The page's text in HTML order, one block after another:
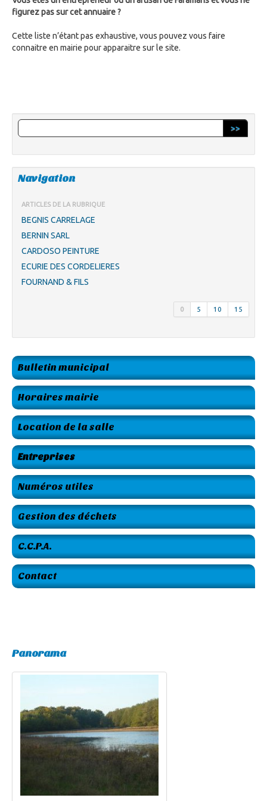
figurez pas sur cet annuaire ?
Cette liste n’étant pas exhaustive, vous pouvez vous faire
connaitre en mairie pour apparaitre sur le site.
>>
Navigation
ARTICLES DE LA RUBRIQUE
BEGNIS CARRELAGE
BERNIN SARL
CARDOSO PEINTURE
ECURIE DES CORDELIERES
FOURNAND & FILS
0 5 10 15
Bulletin municipal
Horaires mairie
Location de la salle
Entreprises
Numéros utiles
Gestion des déchets
C.C.P.A.
Contact
Panorama